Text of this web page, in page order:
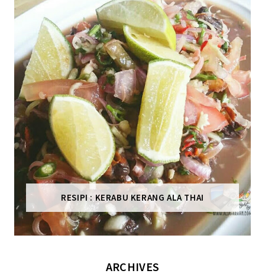
RESIPI : KERABU KERANG ALA THAI
ARCHIVES